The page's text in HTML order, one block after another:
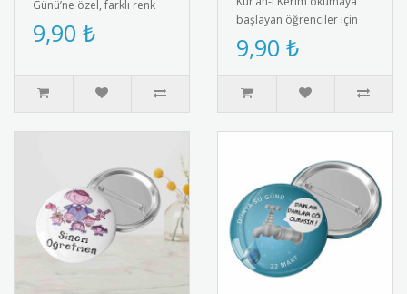
Günü’ne özel, farklı renk
seçenekleriyle hazırlanan
rozetiyle hem anlamlı hem
9,90 ₺
başlayan öğrenciler için
özel olarak tasarlanmış bu
rozet, eğitim sürecini de..
9,90 ₺